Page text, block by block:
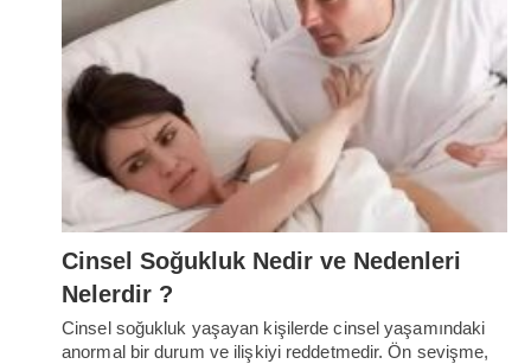
Cinsel Soğukluk Nedir ve Nedenleri
Nelerdir ?
Cinsel soğukluk yaşayan kişilerde cinsel yaşamındaki
anormal bir durum ve ilişkiyi reddetmedir. Ön sevişme,